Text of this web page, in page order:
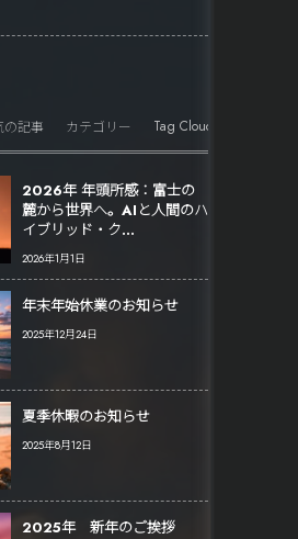
の記事 カテゴリー Tag Cloud
2026年 年頭所感：富士の
麓から世界へ。AIと人間のハ
イブリッド・ク...
2026年1月1日
年末年始休業のお知らせ
2025年12月24日
夏季休暇のお知らせ
2025年8月12日
2025年 新年のご挨拶